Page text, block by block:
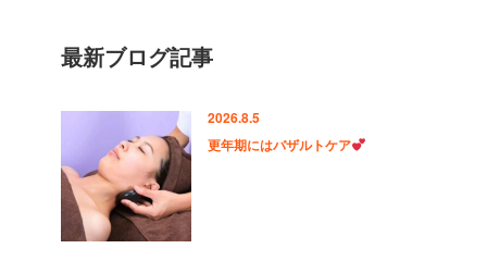
最新ブログ記事
2026.8.5
更年期にはバザルトケア